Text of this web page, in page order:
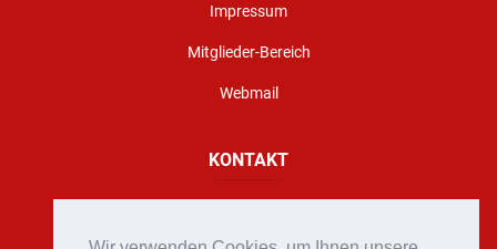
Impressum
Mitglieder-Bereich
Webmail
KONTAKT